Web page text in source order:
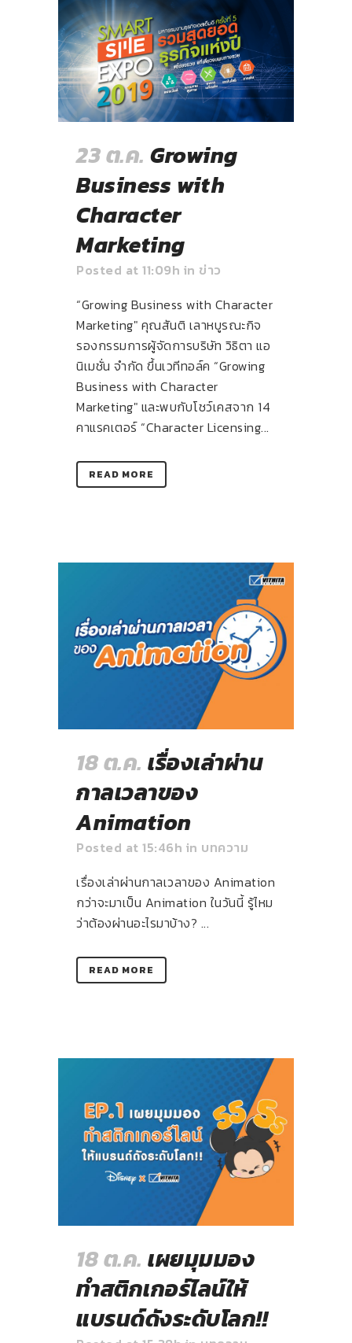
23 ต.ค. Growing
Business with
Character
Marketing
Posted at 11:09h in ข่าว
“Growing Business with Character
Marketing" คุณสันติ เลาหบูรณะกิจ
รองกรรมการผู้จัดการบริษัท วิธิตา แอ
นิเมชั่น จำกัด ขึ้นเวทีทอล์ค “Growing
Business with Character
Marketing" และพบกับโชว์เคสจาก 14
คาแรคเตอร์ “Character Licensing...
READ MORE
18 ต.ค. เรื่องเล่าผ่าน
กาลเวลาของ
Animation
Posted at 15:46h in บทความ
เรื่องเล่าผ่านกาลเวลาของ Animation
กว่าจะมาเป็น Animation ในวันนี้ รู้ไหม
ว่าต้องผ่านอะไรมาบ้าง? ...
READ MORE
18 ต.ค. เผยมุมมอง
ทำสติกเกอร์ไลน์ให้
แบรนด์ดังระดับโลก!!